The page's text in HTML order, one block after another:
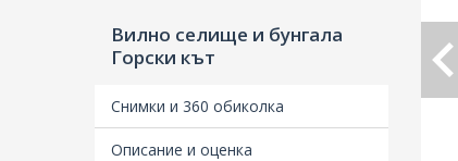
Вилно селище и бунгала
Горски кът
Снимки и 360 обиколка
Описание и оценка